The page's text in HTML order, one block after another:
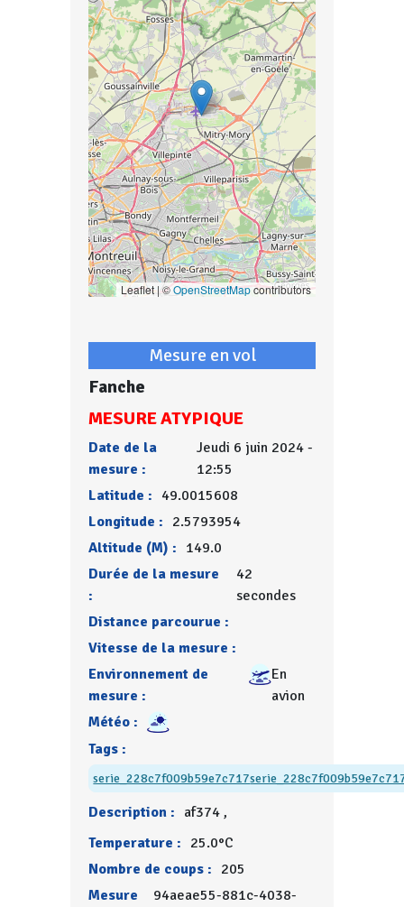
Leaflet | ©OpenStreetMapcontributors
Mesure en vol
Fanche
MESURE ATYPIQUE
Date de la
mesure :
Jeudi 6 juin 2024 -
12:55
Latitude : 49.0015608
Longitude : 2.5793954
Altitude (M) : 149.0
Durée de la mesure
:
42
secondes
Distance parcourue :
Vitesse de la mesure :
Environnement de
mesure :
En
avion
Météo :
Tags :
serie_228c7f009b59e7c717
Description : af374 ,
Temperature : 25.0°C
Nombre de coups : 205
Mesure
94aeae55-881c-4038-